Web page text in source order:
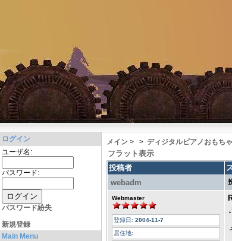
ログイン
ユーザ名:
パスワード:
パスワード紛失
新規登録
Main Menu
メイン > > ディジタルピアノおもち
フラット表示
投稿者
webadm
Webmaster
登録日: 2004-11-7
居住地: